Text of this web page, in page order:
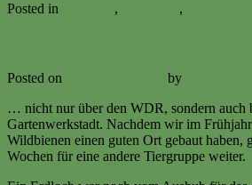
Posted in
, ,
Posted on by
… nicht nur über den WDR, sondern auch
Gartenwerkstadt. Nachdem wir im
Wildbienen einen guten Ort gebaut haben,
Wochen für eine andere Tiergruppe weiter.